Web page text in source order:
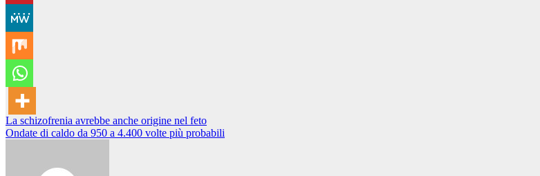
Navigazione
articoli
La schizofrenia avrebbe anche origine nel feto
Ondate di caldo da 950 a 4.400 volte più probabili